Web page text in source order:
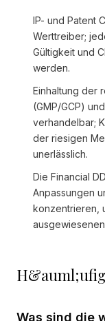
IP- und Patent
Werttreiber;
Gültigkeit und
werden.
Einhaltung der
(GMP/GCP)
verhandelbar;
der riesigen
unerlässlich.
Die Financial
Anpassungen
konzentrieren,
Was sind die